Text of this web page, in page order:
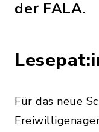
der FALA.
Für das neue